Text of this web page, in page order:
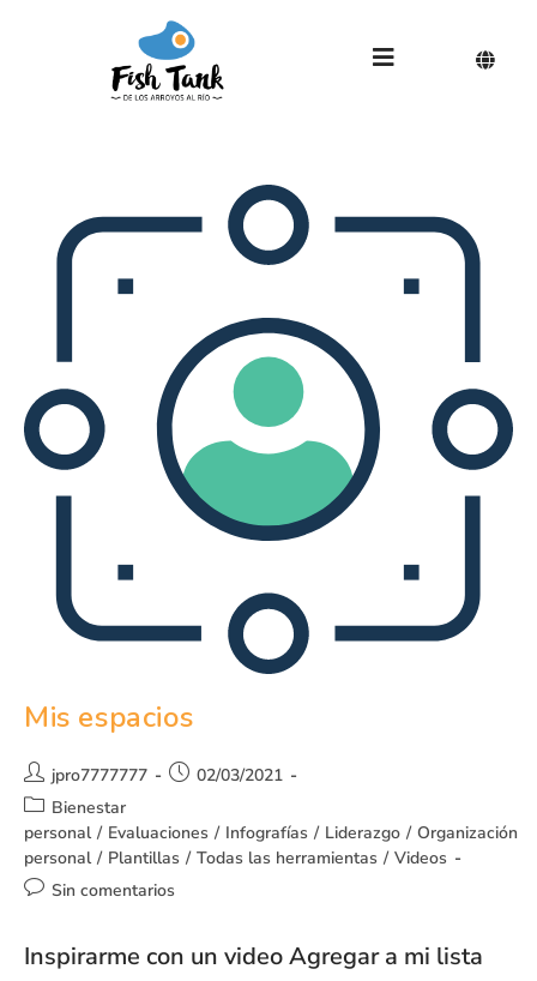
Mis espacios
jpro7777777
02/03/2021
Bienestar
personal / Evaluaciones / Infografías / Liderazgo / Organización
personal / Plantillas / Todas las herramientas / Videos
Sin comentarios
Inspirarme con un video Agregar a mi lista